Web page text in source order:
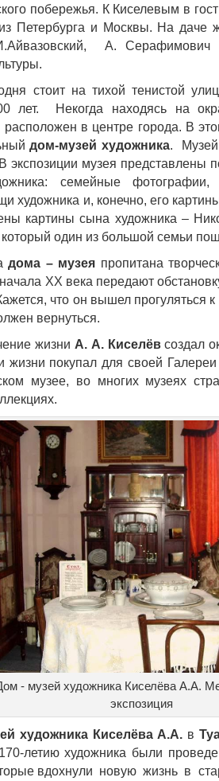
побережья. К Киселевым в
Петербурга и Москвы. На даче
А. Серафимович
стоит на тихой тенистой
лет. Некогда находясь на
в центре города. В
дом-музей художника. Музей
экспозиции музея представлены
семейные фотографии,
художника и, конечно, его
картины сына художника –
который один из большой семьи
дома – музея пропитана
XX века передают
что он вышел прогуляться
вернуться.
жизни А. А. Киселёвсоздал
жизни покупал для своей
музее, во многих музеях
- музей художника Киселёва А.А.
экспозиция
художника Киселёва А.А. в
летию художника были
вдохнули новую жизнь в